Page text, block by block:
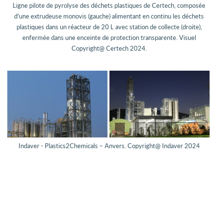
Ligne pilote de pyrolyse des déchets plastiques de Certech, composée
d'une extrudeuse monovis (gauche) alimentant en continu les déchets
plastiques dans un réacteur de 20 L avec station de collecte (droite),
enfermée dans une enceinte de protection transparente. Visuel
Copyright@ Certech 2024.
Indaver - Plastics2Chemicals – Anvers. Copyright@ Indaver 2024